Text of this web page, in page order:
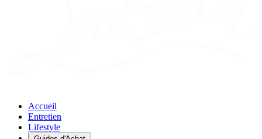
Accueil
Entretien
Lifestyle